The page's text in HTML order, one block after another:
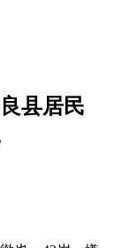
县居民